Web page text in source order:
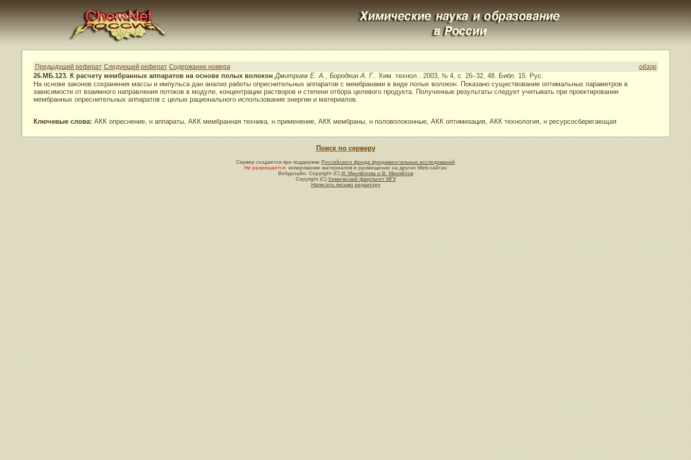
Предыдущий реферат Следующий реферат Содержание номера обзор
26.МБ.123. К расчету мембранных аппаратов на основе полых волокон Дмитриев Е. А., Бородкин А. Г. . Хим. технол.. 2003, №4, с. 26–32, 48. Библ. 15. Рус.
На основе законов сохранения массы и импульса дан анализ работы опреснительных аппаратов с мембранами в виде полых волокон. Показано существование оптимальных параметров в
зависимости от взаимного направления потоков в модуле, концентрации растворов и степени отбора целевого продукта. Полученные результаты следует учитывать при проектировании
мембранных опреснительных аппаратов с целью рационального использования энергии и материалов.
Ключевые слова: АКК опреснение, н аппараты, АКК мембранная техника, н применение, АКК мембраны, н половолоконные, АКК оптимизация, АКК технология, н ресурсосберегающая
Поиск по серверу
Сервер создается при поддержке Российского фонда фундаментальных исследований
Не разрешается копирование материалов и размещение на других Web-сайтах
Вебдизайн: Copyright (C) И. Миняйлова и В. Миняйлов
Copyright (C) Химический факультет МГУ
Написать письмо редактору